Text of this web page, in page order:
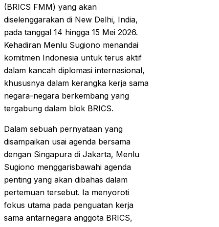
(BRICS FMM) yang akan
diselenggarakan di New Delhi, India,
pada tanggal 14 hingga 15 Mei 2026.
Kehadiran Menlu Sugiono menandai
komitmen Indonesia untuk terus aktif
dalam kancah diplomasi internasional,
khususnya dalam kerangka kerja sama
negara-negara berkembang yang
tergabung dalam blok BRICS.
Dalam sebuah pernyataan yang
disampaikan usai agenda bersama
dengan Singapura di Jakarta, Menlu
Sugiono menggarisbawahi agenda
penting yang akan dibahas dalam
pertemuan tersebut. Ia menyoroti
fokus utama pada penguatan kerja
sama antarnegara anggota BRICS,